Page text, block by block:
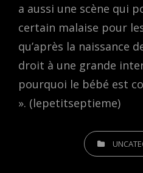
a aussi une scène qui
certain malaise pour
qu’après la naissance
droit à une grande
pourquoi le bébé est
». (lepetitseptieme)
CATEGORIES